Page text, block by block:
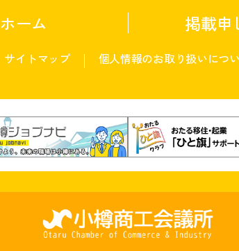
ホーム 掲載申
サイトマップ 個人情報のお取り扱いにつ